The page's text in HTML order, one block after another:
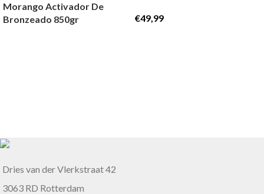
Morango Activador De
Bronzeado 850gr
€49,99
Dries van der Vlerkstraat 42
3063 RD Rotterdam